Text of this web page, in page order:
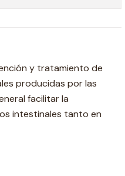
y tratamiento de
producidas por las
facilitar la
intestinales tanto en